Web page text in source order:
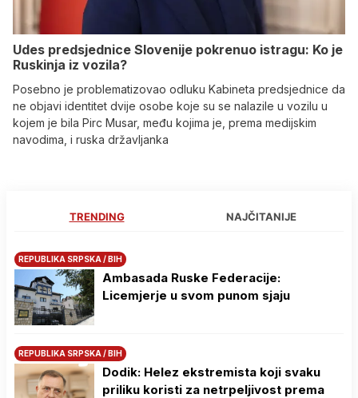
Udes predsjednice Slovenije pokrenuo istragu: Ko je
Ruskinja iz vozila?
Posebno je problematizovao odluku Kabineta predsjednice da
ne objavi identitet dvije osobe koje su se nalazile u vozilu u
kojem je bila Pirc Musar, među kojima je, prema medijskim
navodima, i ruska državljanka
TRENDING NAJČITANIJE
REPUBLIKA SRPSKA / BIH
Ambasada Ruske Federacije:
Licemjerje u svom punom sjaju
REPUBLIKA SRPSKA / BIH
Dodik: Helez ekstremista koji svaku
priliku koristi za netrpeljivost prema